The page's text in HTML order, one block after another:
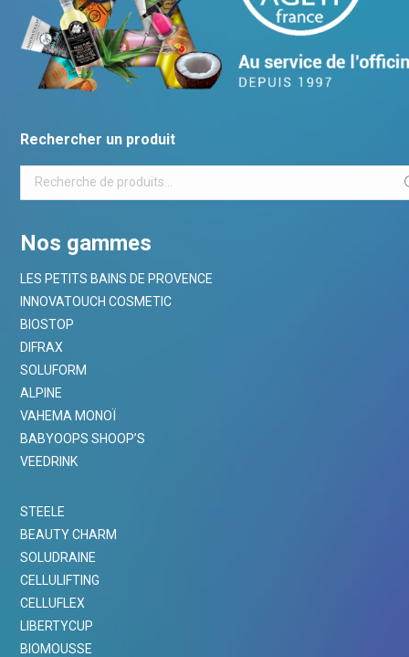
Rechercher un produit
Nos gammes
LES PETITS BAINS DE PROVENCE
INNOVATOUCH COSMETIC
BIOSTOP
DIFRAX
SOLUFORM
ALPINE
VAHEMA MONOÏ
BABYOOPS SHOOP’S
VEEDRINK
STEELE
BEAUTY CHARM
SOLUDRAINE
CELLULIFTING
CELLUFLEX
LIBERTYCUP
BIOMOUSSE